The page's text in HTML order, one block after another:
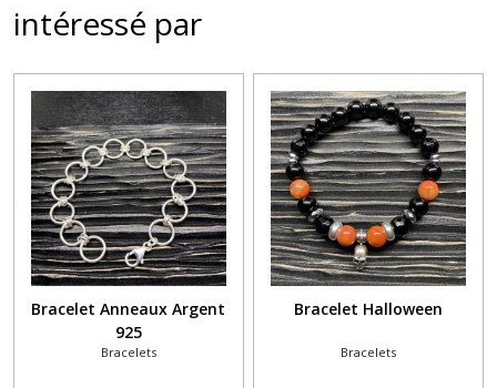
intéressé par
Bracelet Anneaux Argent
925
Bracelets
Bracelet Halloween
Bracelets